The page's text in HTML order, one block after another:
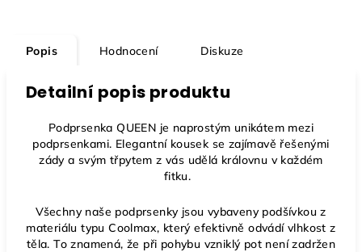
Popis Hodnocení Diskuze
Detailní popis produktu
Podprsenka QUEEN je naprostým unikátem mezi
podprsenkami. Elegantní kousek se zajímavě řešenými
zády a svým třpytem z vás udělá královnu v každém
fitku.
Všechny naše podprsenky jsou vybaveny podšívkou z
materiálu typu Coolmax, který efektivně odvádí vlhkost z
těla. To znamená, že při pohybu vzniklý pot není zadržen